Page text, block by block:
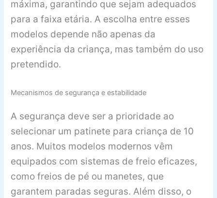
máxima, garantindo que sejam adequados
para a faixa etária. A escolha entre esses
modelos depende não apenas da
experiência da criança, mas também do uso
pretendido.
Mecanismos de segurança e estabilidade
A segurança deve ser a prioridade ao
selecionar um patinete para criança de 10
anos. Muitos modelos modernos vêm
equipados com sistemas de freio eficazes,
como freios de pé ou manetes, que
garantem paradas seguras. Além disso, o